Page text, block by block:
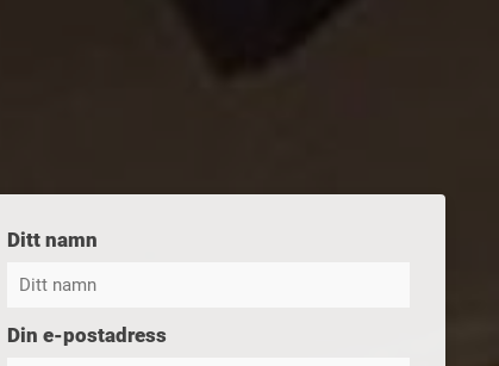
Ditt namn
Din e-postadress